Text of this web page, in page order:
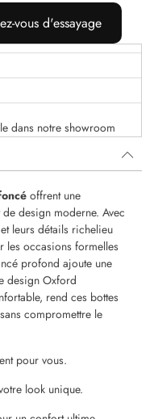
vous d'essayage
dans notre showroom
offrent une
design moderne. Avec
leurs détails richelieu
les occasions formelles
profond ajoute une
design Oxford
rend ces bottes
compromettre le
pour vous.
look unique.